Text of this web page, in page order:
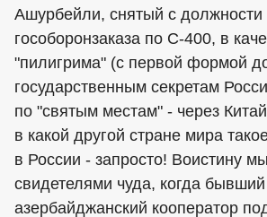
Ашурбейли, снятый с должности
гособоронзаказа по С-400, в
"пилигрима" (с первой формой
государственным секретам
по "святым местам" - через
в какой другой стране мира
в России - запросто! Воистину
свидетелями чуда, когда бывший
азербайджанский кооператор